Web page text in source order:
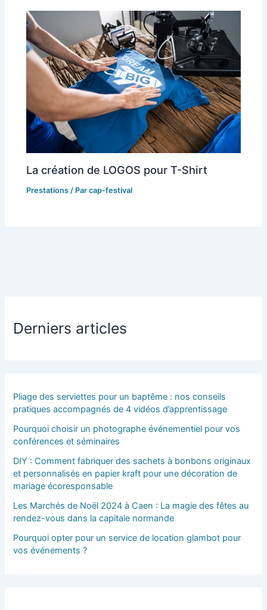
La création de LOGOS pour T-Shirt
Prestations / Parcap-festival
Derniers articles
Pliage des serviettes pour un baptême : nos conseils
pratiques accompagnés de 4 vidéos d’apprentissage
Pourquoi choisir un photographe événementiel pour vos
conférences et séminaires
DIY : Comment fabriquer des sachets à bonbons originaux
et personnalisés en papier kraft pour une décoration de
mariage écoresponsable
Les Marchés de Noël 2024 à Caen : La magie des fêtes au
rendez-vous dans la capitale normande
Pourquoi opter pour un service de location glambot pour
vos événements ?